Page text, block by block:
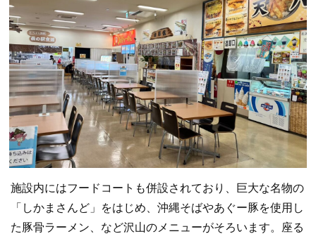
施設内にはフードコートも併設されており、巨大な名物の
「しかまさんど」をはじめ、沖縄そばやあぐー豚を使用し
た豚骨ラーメン、など沢山のメニューがそろいます。座る